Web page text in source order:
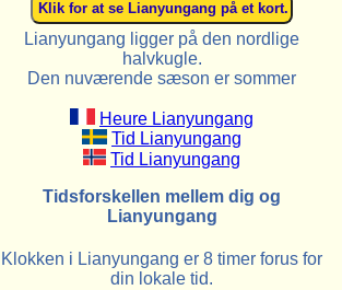
Lianyungang ligger på den nordlige
halvkugle.
Den nuværende sæson er sommer
Heure Lianyungang
Tid Lianyungang
Tid Lianyungang
Tidsforskellen mellem dig og
Lianyungang
Klokken i Lianyungang er 8 timer forus for
din lokale tid.